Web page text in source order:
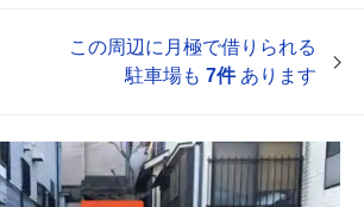
この周辺に月極で借りられる
駐車場も 7件あります